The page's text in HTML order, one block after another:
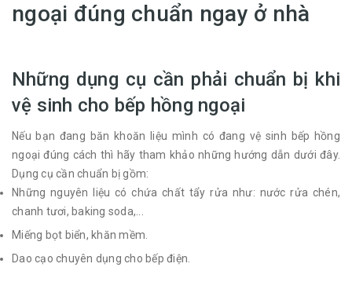
ngoại đúng chuẩn ngay ở nhà
Những dụng cụ cần phải chuẩn bị khi
vệ sinh cho bếp hồng ngoại
Nếu bạn đang băn khoăn liệu mình có đang vệ sinh bếp hồng
ngoại đúng cách thì hãy tham khảo những hướng dẫn dưới đây.
Dụng cụ cần chuẩn bị gồm:
Những nguyên liệu có chứa chất tẩy rửa như: nước rửa chén,
chanh tươi, baking soda,...
Miếng bọt biển, khăn mềm.
Dao cạo chuyên dụng cho bếp điện.